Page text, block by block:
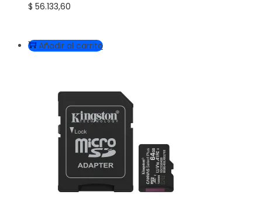
$ 56.133,60
Añadir al carrito